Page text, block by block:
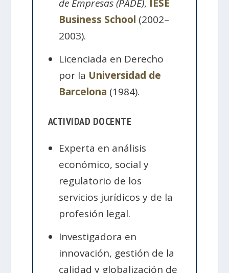
de Empresas (PADE),
IESE
Business School (2002–
2003).
Licenciada en Derecho
por la Universidad de
Barcelona (1984).
ACTIVIDAD DOCENTE
Experta en análisis
económico, social y
regulatorio de los
servicios jurídicos y de la
profesión legal.
Investigadora en
innovación, gestión de la
calidad y globalización de